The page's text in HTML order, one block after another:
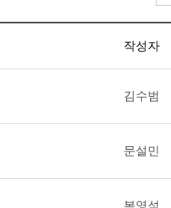
작성자
김수범
문설민
복영석